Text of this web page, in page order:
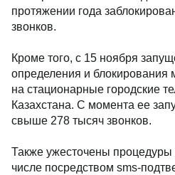
протяжении года
звонков.
Кроме того, с 15 ноября
определения и блокирования
на стационарные городские
Казахстана. С момента ее
свыше 278 тысяч звонков.
Также ужесточены процедуры
числе посредством sms-